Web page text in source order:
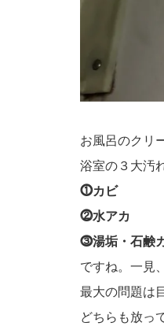
お風呂のクリ
浴室の３大汚
⓵カビ
⓶水アカ
⓷湯垢・石鹸
ですね。一見
最大の問題は
どちらも放っ